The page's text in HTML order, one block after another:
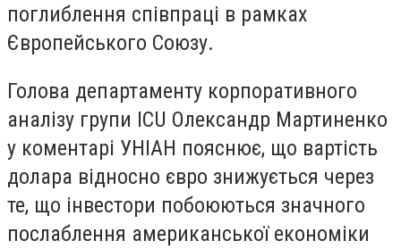
поглиблення співпраці в рамках
Європейського Союзу.
Голова департаменту корпоративного
аналізу групи ICU Олександр Мартиненко
у коментарі УНІАН пояснює, що вартість
долара відносно євро знижується через
те, що інвестори побоюються значного
послаблення американської економіки